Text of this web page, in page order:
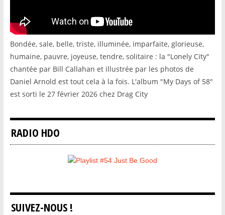
Bondée, sale, belle, triste, illuminée, imparfaite, glorieuse,
humaine, pauvre, joyeuse, tendre, solitaire : la "Lonely City"
chantée par Bill Callahan et illustrée par les photos de
Daniel Arnold est tout cela à la fois. L'album "My Days of 58"
est sorti le 27 février 2026 chez Drag City
RADIO HDO
SUIVEZ-NOUS !